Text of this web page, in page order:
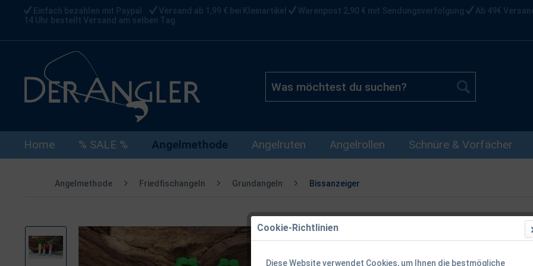
Einfach bezahlen mit Paypal Versand ab 1,99 € bei Kleinartikel Warenpost 2,90 € mit Sendungsverfolgung Ab 49€
14 Uhr bestellt Versand am selben Tag
Home % SALE % Angelmethode Angelruten Angelrollen Schnüre & Vorfächer
Angelmethode Friedfischangeln Grundangeln Bissanzeiger
Balzer
Cookie-Richtlinien
Diese Website verwendet Cookies, um Ihnen die bestmögliche